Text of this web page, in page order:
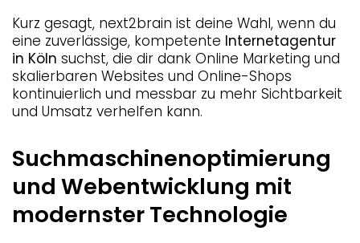
Kurz gesagt, next2brain ist deine Wahl, wenn du
eine zuverlässige, kompetente Internetagentur
in Köln suchst, die dir dank Online Marketing und
skalierbaren Websites und Online-Shops
kontinuierlich und messbar zu mehr Sichtbarkeit
und Umsatz verhelfen kann.
Suchmaschinenoptimierung
und Webentwicklung mit
modernster Technologie